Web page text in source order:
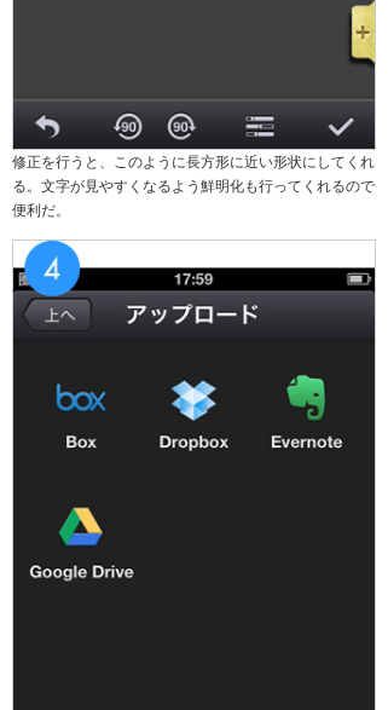
修正を行うと、このように長方形に近い形状にしてくれ
る。文字が見やすくなるよう鮮明化も行ってくれるので
便利だ。